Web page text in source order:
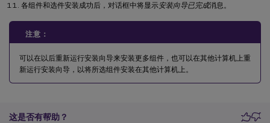
各组件和选件安装成功后，对话框中将显示安装向导已完成消息。
注意：
可以在以后重新运行安装向导来安装更多组件，也可以在其他计算机上重
新运行安装向导，以将所选组件安装在其他计算机上。
这是否有帮助？